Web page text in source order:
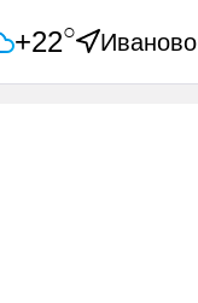
+22○ Иваново